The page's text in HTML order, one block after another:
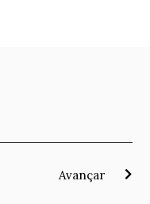
Avançar